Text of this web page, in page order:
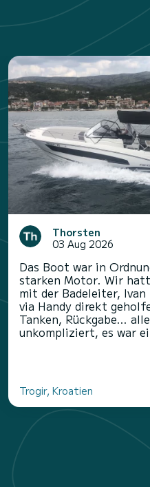
Thorsten
03 Aug 2026
Das Boot war in
starken Motor. Wir
mit der Badeleiter,
via Handy direkt
Tanken, Rückgabe…
unkompliziert, es war
Trogir, Kroatien